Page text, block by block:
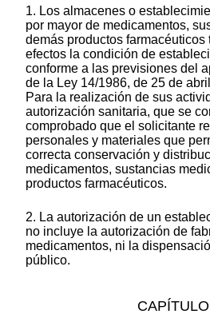
1. Los almacenes o
por mayor de medicamentos,
demás productos farmacéuticos
efectos la condición de
conforme a las previsiones del
de la Ley 14/1986, de 25 de
Para la realización de sus
autorización sanitaria, que se
comprobado que el solicitante
personales y materiales que
correcta conservación y
medicamentos, sustancias
productos farmacéuticos.
2. La autorización de un
no incluye la autorización de
medicamentos, ni la
público.